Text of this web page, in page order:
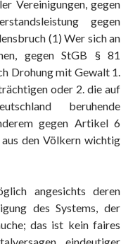
Vereinigungen, gegen
gegen
(1) Wer sich an
gegen StGB § 81
Drohung mit Gewalt 1.
oder 2. die auf
beruhende
gegen Artikel 6
den Völkern wichtig
angesichts deren
des Systems, der
das ist kein faires